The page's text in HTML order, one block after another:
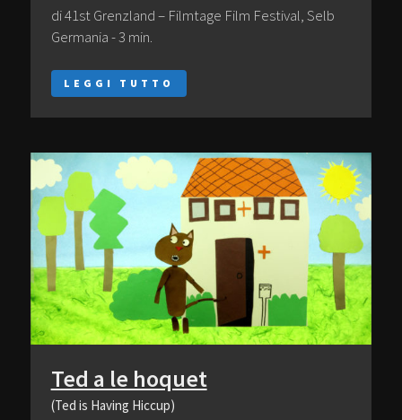
di 41st Grenzland – Filmtage Film Festival, Selb
Germania - 3 min.
LEGGI TUTTO
Ted a le hoquet
(Ted is Having Hiccup)